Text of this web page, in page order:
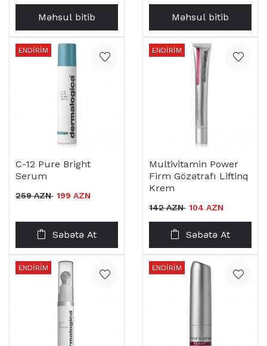
Məhsul bitib Məhsul bitib
ENDIRIM
C-12 Pure Bright
Serum
259 AZN 199 AZN
Səbətə At
ENDIRIM
Multivitamin Power
Firm Gözətrafı Liftinq
Krem
142 AZN 104 AZN
Səbətə At
ENDIRIM ENDIRIM